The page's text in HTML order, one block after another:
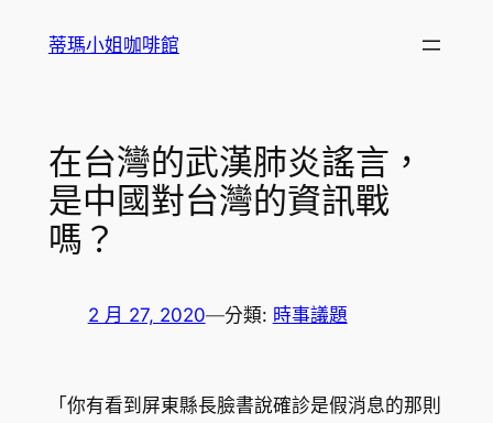
蒂瑪小姐咖啡館
在台灣的武漢肺炎謠言，
是中國對台灣的資訊戰
嗎？
2 月 27, 2020—分類: 時事議題
「你有看到屏東縣長臉書說確診是假消息的那則